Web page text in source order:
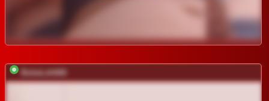
BubaLeh666